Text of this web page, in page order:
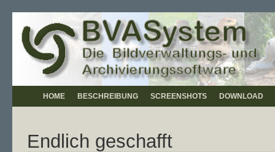
HOME BESCHREIBUNG SCREENSHOTS DOWNLOAD
Endlich geschafft